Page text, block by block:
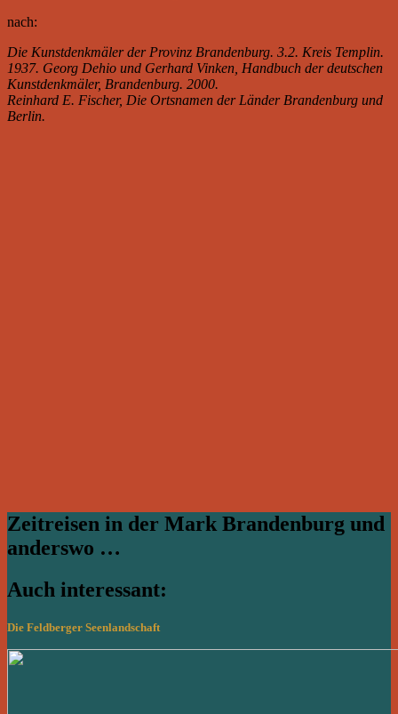
nach:
Die Kunstdenkmäler der Provinz Brandenburg. 3.2. Kreis Templin.
1937. Georg Dehio und Gerhard Vinken, Handbuch der deutschen
Kunstdenkmäler, Brandenburg. 2000.
Reinhard E. Fischer, Die Ortsnamen der Länder Brandenburg und
Berlin.
Zeitreisen in der Mark Brandenburg und
anderswo …
Auch interessant:
Die Feldberger Seenlandschaft